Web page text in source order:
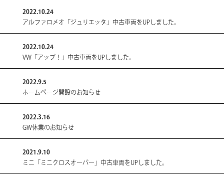
2022.10.24
アルファロメオ「ジュリエッタ」中古車両をUPしました。
2022.10.24
VW「アップ！」中古車両をUPしました。
2022.9.5
ホームページ開設のお知らせ
2022.3.16
GW休業のお知らせ
2021.9.10
ミニ「ミニクロスオーバー」中古車両をUPしました。